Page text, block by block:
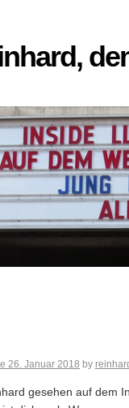
26. Januar 2018 by
gesehen auf dem